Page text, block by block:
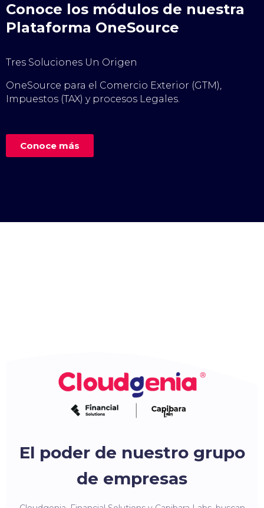
Conoce los módulos de nuestra
Plataforma OneSource
Tres Soluciones Un Origen
OneSource para el Comercio Exterior (GTM),
Impuestos (TAX) y procesos Legales.
Conoce más
El poder de nuestro grupo
de empresas